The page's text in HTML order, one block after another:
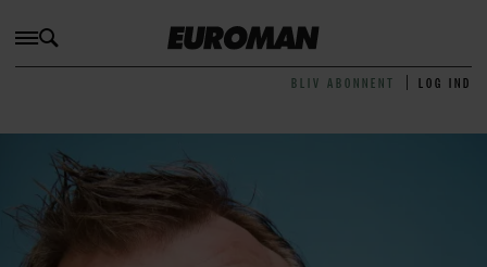
BLIV ABONNENT LOG IND